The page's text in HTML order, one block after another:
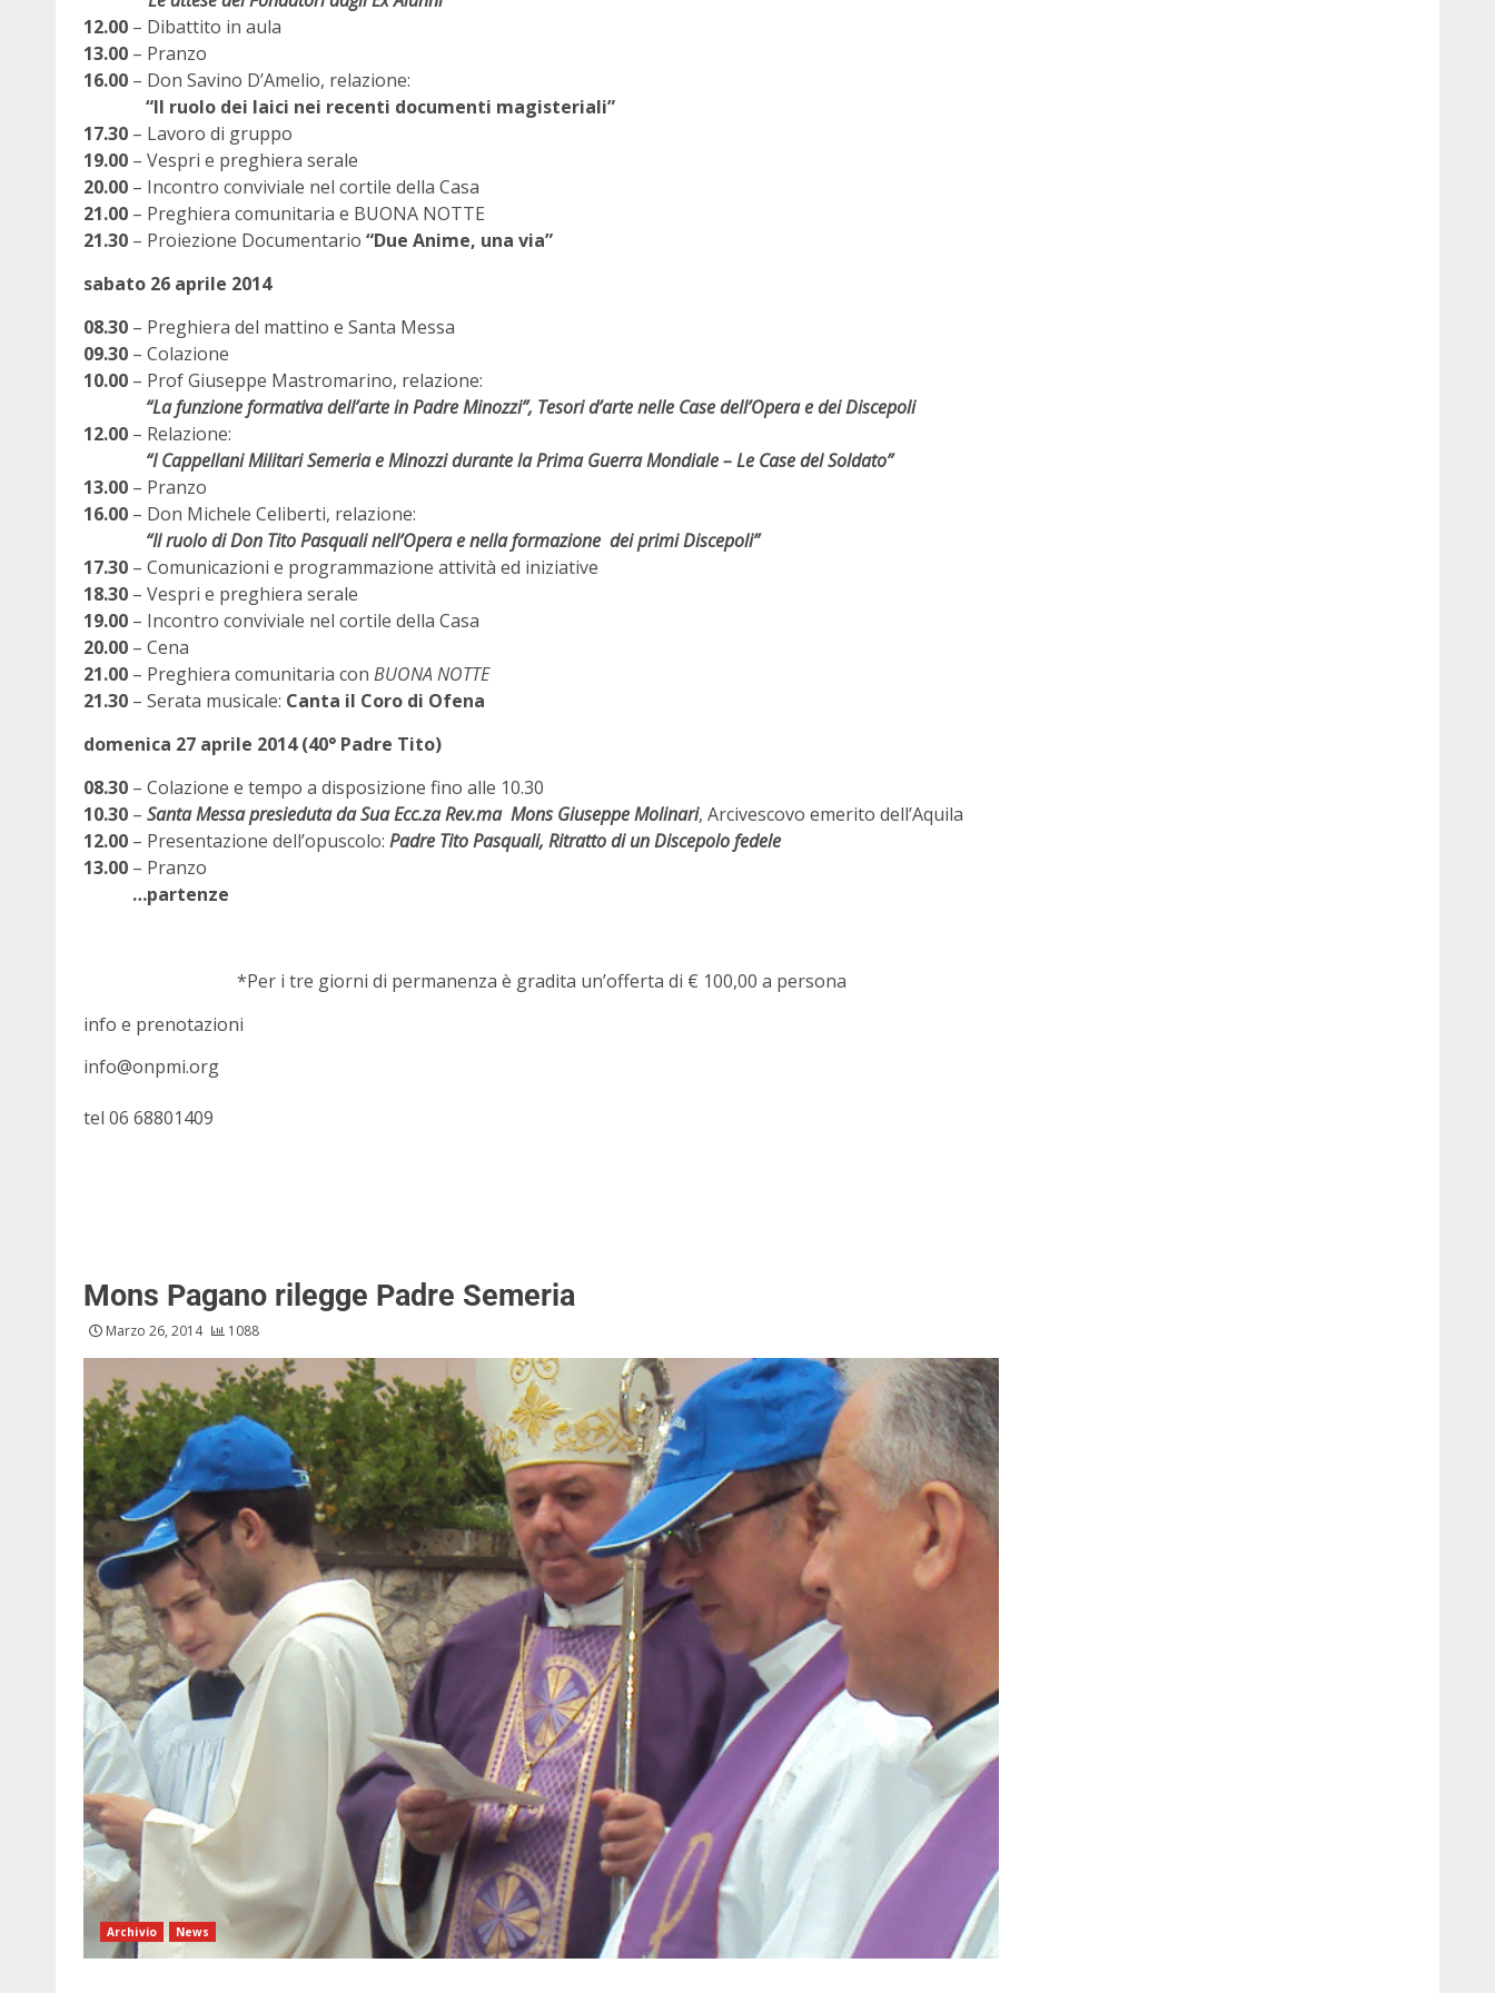
12.00 – Dibattito in aula
13.00 – Pranzo
16.00 – Don Savino D’Amelio, relazione:
“Il ruolo dei laici nei recenti documenti magisteriali”
17.30 – Lavoro di gruppo
19.00 – Vespri e preghiera serale
20.00 – Incontro conviviale nel cortile della Casa
21.00 – Preghiera comunitaria e BUONA NOTTE
21.30 – Proiezione Documentario “Due Anime, una via”
sabato 26 aprile 2014
08.30 – Preghiera del mattino e Santa Messa
09.30 – Colazione
10.00 – Prof Giuseppe Mastromarino, relazione:
“La funzione formativa dell’arte in Padre Minozzi”, Tesori d’arte nelle Case dell’Opera e dei Discepoli
12.00 – Relazione:
“I Cappellani Militari Semeria e Minozzi durante la Prima Guerra Mondiale – Le Case del Soldato”
13.00 – Pranzo
16.00 – Don Michele Celiberti, relazione:
“Il ruolo di Don Tito Pasquali nell’Opera e nella formazione dei primi Discepoli”
17.30 – Comunicazioni e programmazione attività ed iniziative
18.30 – Vespri e preghiera serale
19.00 – Incontro conviviale nel cortile della Casa
20.00 – Cena
21.00 – Preghiera comunitaria con BUONA NOTTE
21.30 – Serata musicale: Canta il Coro di Ofena
domenica 27 aprile 2014 (40° Padre Tito)
08.30 – Colazione e tempo a disposizione fino alle 10.30
10.30 – Santa Messa presieduta da Sua Ecc.za Rev.ma Mons Giuseppe Molinari, Arcivescovo emerito dell’Aquila
12.00 – Presentazione dell’opuscolo: Padre Tito Pasquali, Ritratto di un Discepolo fedele
13.00 – Pranzo
…partenze
*Per i tre giorni di permanenza è gradita un’offerta di € 100,00 a persona
info e prenotazioni
info@onpmi.org
tel 06 68801409
Mons Pagano rilegge Padre Semeria
Marzo 26, 2014 1088
Archivio News